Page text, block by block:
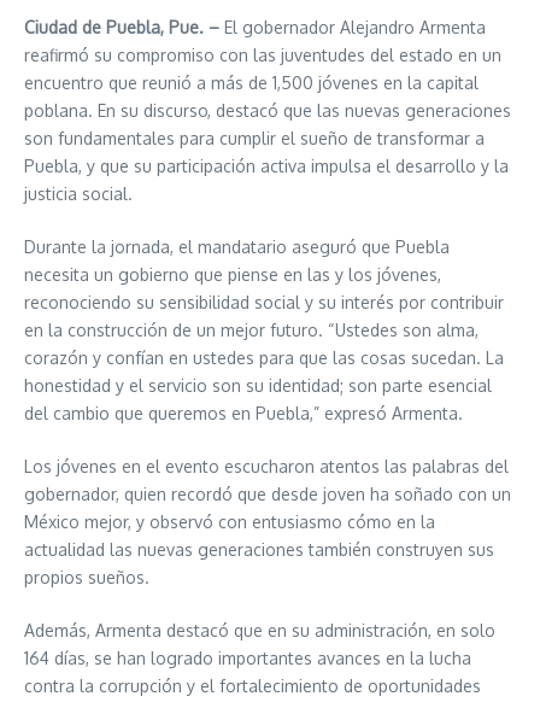
Ciudad de Puebla, Pue. – El gobernador Alejandro Armenta
reafirmó su compromiso con las juventudes del estado en un
encuentro que reunió a más de 1,500 jóvenes en la capital
poblana. En su discurso, destacó que las nuevas generaciones
son fundamentales para cumplir el sueño de transformar a
Puebla, y que su participación activa impulsa el desarrollo y la
justicia social.
Durante la jornada, el mandatario aseguró que Puebla
necesita un gobierno que piense en las y los jóvenes,
reconociendo su sensibilidad social y su interés por contribuir
en la construcción de un mejor futuro. “Ustedes son alma,
corazón y confían en ustedes para que las cosas sucedan. La
honestidad y el servicio son su identidad; son parte esencial
del cambio que queremos en Puebla,” expresó Armenta.
Los jóvenes en el evento escucharon atentos las palabras del
gobernador, quien recordó que desde joven ha soñado con un
México mejor, y observó con entusiasmo cómo en la
actualidad las nuevas generaciones también construyen sus
propios sueños.
Además, Armenta destacó que en su administración, en solo
164 días, se han logrado importantes avances en la lucha
contra la corrupción y el fortalecimiento de oportunidades